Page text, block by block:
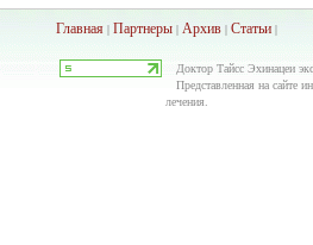
Главная| Партнеры| Архив| Статьи|
Доктор Тайсс Эхинацеи
Представленная на сайте
лечения.